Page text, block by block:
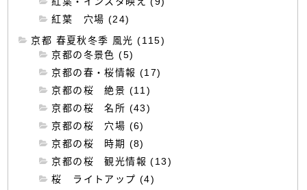
紅葉 穴場 (24)
京都 春夏秋冬季 風光 (115)
京都の冬景色 (5)
京都の春・桜情報 (17)
京都の桜 絶景 (11)
京都の桜 名所 (43)
京都の桜 穴場 (6)
京都の桜 時期 (8)
京都の桜 観光情報 (13)
桜 ライトアップ (4)